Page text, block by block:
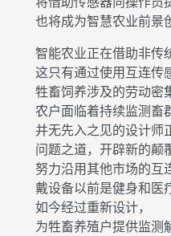
也将成为智慧农业前景
智能农业正在借助非传
这只有通过使用互连传
牲畜饲养涉及的劳动密
农户面临着持续监测畜
并无先入之见的设计师
问题之道，开辟新的颠
努力沿用其他市场的互
戴设备以前是健身和医
如今经过重新设计，
为牲畜养殖户提供监测